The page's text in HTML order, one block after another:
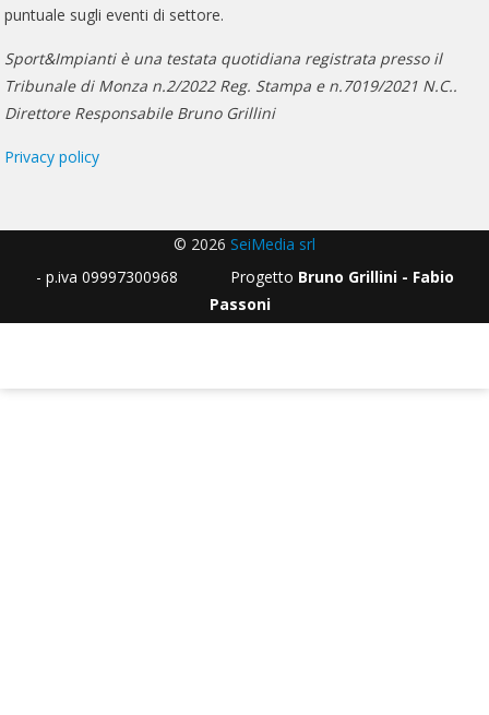
puntuale sugli eventi di settore.
Sport&Impianti è una testata quotidiana registrata presso il
Tribunale di Monza n.2/2022 Reg. Stampa e n.7019/2021 N.C..
Direttore Responsabile Bruno Grillini
Privacy policy
© 2026 SeiMedia srl
- p.iva 09997300968 Progetto Bruno Grillini - Fabio
Passoni